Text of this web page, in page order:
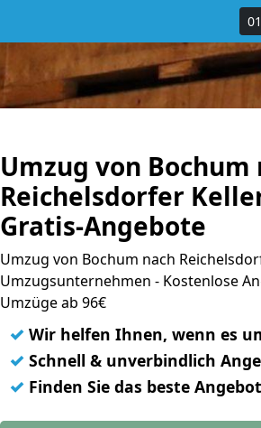
Umzug von Bochum
Reichelsdorfer
Gratis-Angebote
Umzug von Bochum nach
Umzugsunternehmen - Kostenlose
Umzüge ab 96€
✓ Wir helfen Ihnen, wenn es
✓ Schnell & unverbindlich
✓ Finden Sie das beste